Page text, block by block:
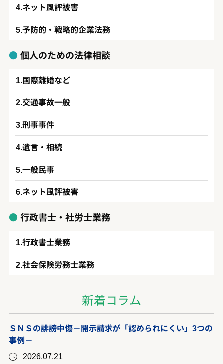
ネット風評被害
予防的・戦略的企業法務
個人のための法律相談
国際離婚など
交通事故一般
刑事事件
遺言・相続
一般民事
ネット風評被害
行政書士・社労士業務
行政書士業務
社会保険労務士業務
新着コラム
ＳＮＳの誹謗中傷－開示請求が「認められにくい」3つの
事例－
2026.07.21